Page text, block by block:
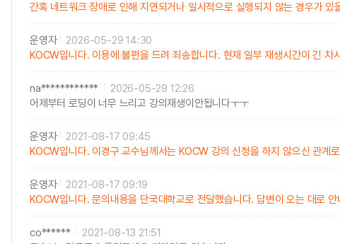
간혹 네트워크 장애로 인해 지연되거나 일시적으로 실행되지 않는 경우가 있
운영자
2026-05-29 14:30
KOCW입니다. 이용에 불편을 드려 죄송합니다. 현재 일부 재생시간이 긴
na************
2026-05-29 12:26
어제부터 로딩이 너무 느리고 강의재생이안됩니다ㅜㅜ
운영자
2021-08-17 09:45
KOCW입니다. 이경구 교수님께서는 KOCW 강의 신청을 하지 않으신 관계
운영자
2021-08-17 09:19
KOCW입니다. 문의내용을 단국대학교로 전달했습니다. 답변이 오는 대로 안
co******
2021-08-13 21:51